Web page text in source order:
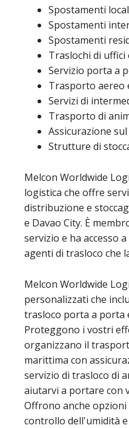
Spostamenti
Spostamenti
Spostamenti
Traslochi di
Servizio porta a
Trasporto aereo
Servizi di
Trasporto di
Assicurazione
Strutture di
Melcon Worldwide
logistica che offre
distribuzione e
e Davao City. È
servizio e ha accesso
agenti di trasloco che
Melcon Worldwide
personalizzati che
trasloco porta a porta
Proteggono i vostri
organizzano il
marittima con
servizio di trasloco di
aiutarvi a portare con
Offrono anche opzioni
controllo dell'umidità